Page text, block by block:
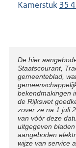
Kamerstuk 35
Disclaimer
De hier
Staatscourant,
gemeenteblad,
bekendmakingen
de Rijkswet
zover ze na 1 juli
van vóór deze
uitgegeven
aangeboden
wijze van service